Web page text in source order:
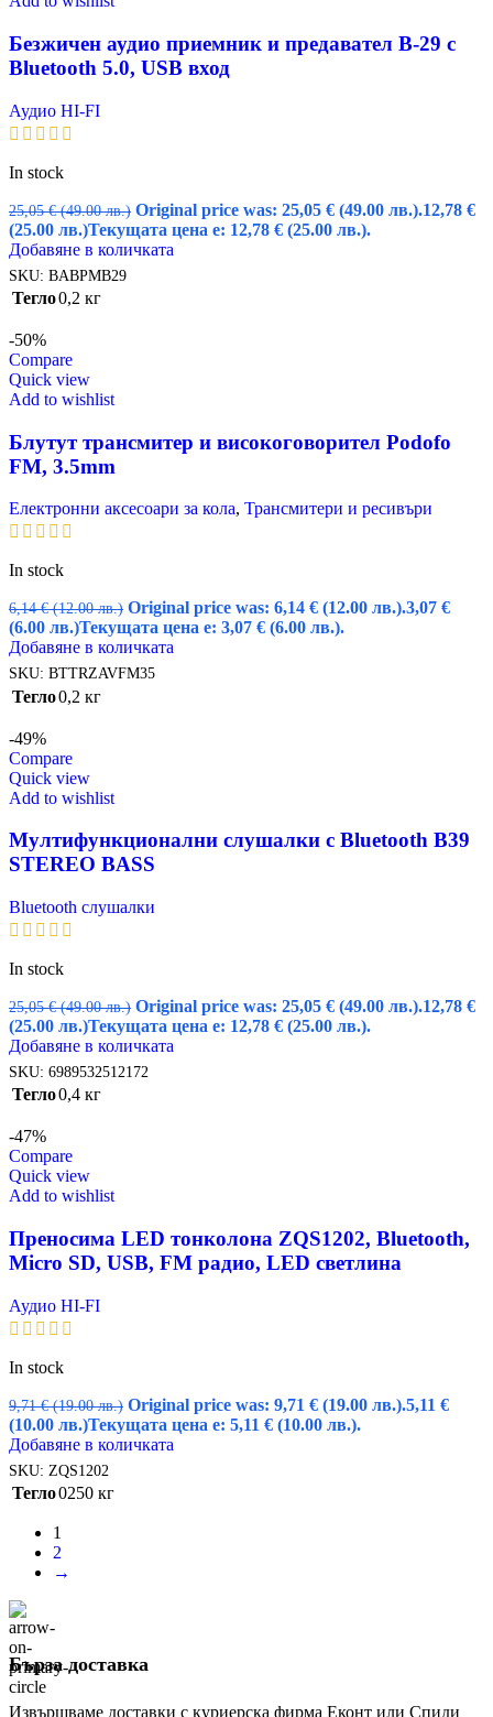
Безжичен аудио приемник и предавател B-29 с
Bluetooth 5.0, USB вход
Аудио HI-FI
In stock
25,05€ (49.00 лв.) Original price was: 25,05 € (49.00 лв.).12,78 €
(25.00 лв.)Текущата цена е: 12,78 € (25.00 лв.).
Добавяне в количката
SKU: BABPMB29
Тегло0,2 кг
-50%
Compare
Quick view
Add to wishlist
Блутут трансмитер и високоговорител Podofo
FM, 3.5mm
Електронни аксесоари за кола, Трансмитери и ресивъри
In stock
6,14€ (12.00 лв.) Original price was: 6,14 € (12.00 лв.).3,07 €
(6.00 лв.)Текущата цена е: 3,07 € (6.00 лв.).
Добавяне в количката
SKU: BTTRZAVFM35
Тегло0,2 кг
-49%
Compare
Quick view
Add to wishlist
Мултифункционални слушалки с Bluetooth B39
STEREO BASS
Bluetooth слушалки
In stock
25,05€ (49.00 лв.) Original price was: 25,05 € (49.00 лв.).12,78 €
(25.00 лв.)Текущата цена е: 12,78 € (25.00 лв.).
Добавяне в количката
SKU: 6989532512172
Тегло0,4 кг
-47%
Compare
Quick view
Add to wishlist
Преносима LED тонколона ZQS1202, Bluetooth,
Micro SD, USB, FM радио, LED светлина
Аудио HI-FI
In stock
9,71€ (19.00 лв.) Original price was: 9,71 € (19.00 лв.).5,11 €
(10.00 лв.)Текущата цена е: 5,11 € (10.00 лв.).
Добавяне в количката
SKU: ZQS1202
Тегло0250 кг
1
2
→
Бърза доставка
Извършваме доставки с куриерска фирма Еконт или Спиди